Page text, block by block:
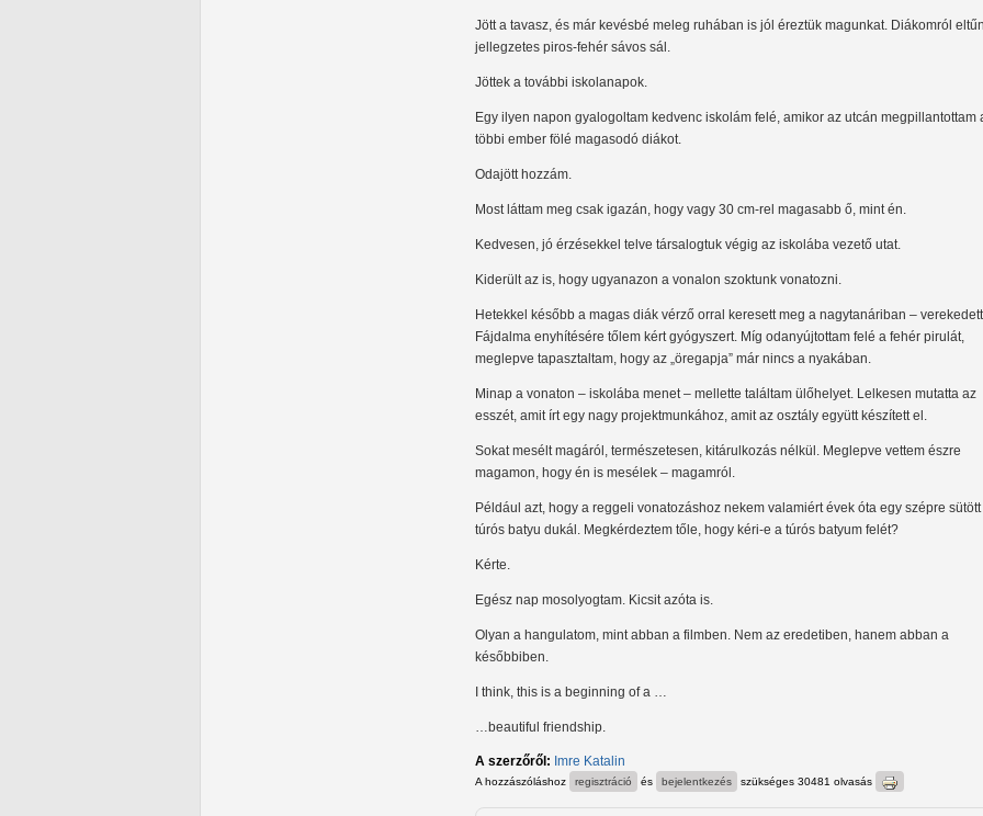
Jött a tavasz, és már kevésbé meleg ruhában is jól éreztük magunkat. Diákomról
jellegzetes piros-fehér sávos sál.
Jöttek a további iskolanapok.
Egy ilyen napon gyalogoltam kedvenc iskolám felé, amikor az utcán megpillantottam
többi ember fölé magasodó diákot.
Odajött hozzám.
Most láttam meg csak igazán, hogy vagy 30 cm-rel magasabb ő, mint én.
Kedvesen, jó érzésekkel telve társalogtuk végig az iskolába vezető utat.
Kiderült az is, hogy ugyanazon a vonalon szoktunk vonatozni.
Hetekkel később a magas diák vérző orral keresett meg a nagytanáriban –
Fájdalma enyhítésére tőlem kért gyógyszert. Míg odanyújtottam felé a fehér pirulát,
meglepve tapasztaltam, hogy az „öregapja” már nincs a nyakában.
Minap a vonaton – iskolába menet – mellette találtam ülőhelyet. Lelkesen mutatta az
esszét, amit írt egy nagy projektmunkához, amit az osztály együtt készített el.
Sokat mesélt magáról, természetesen, kitárulkozás nélkül. Meglepve vettem észre
magamon, hogy én is mesélek – magamról.
Például azt, hogy a reggeli vonatozáshoz nekem valamiért évek óta egy szépre sütött
túrós batyu dukál. Megkérdeztem tőle, hogy kéri-e a túrós batyum felét?
Kérte.
Egész nap mosolyogtam. Kicsit azóta is.
Olyan a hangulatom, mint abban a filmben. Nem az eredetiben, hanem abban a
későbbiben.
I think, this is a beginning of a …
…beautiful friendship.
A szerzőről: Imre Katalin
A hozzászóláshoz regisztráció és bejelentkezés szükséges 30481 olvasás